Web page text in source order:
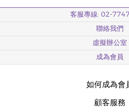
客服專線: 02-
聯絡我們
虛擬辦公室
成為會員
如何成為會
顧客服務